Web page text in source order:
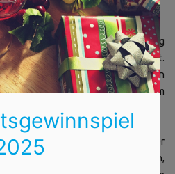
Die festliche Beleuchtung
Osnabrücks in ein warmes Licht.
liebevoll mit verschiedenen
erstrahlen in weihnachtlichem
nichts auf dem Osnabrücker
sondern durchaus begeistert sein,